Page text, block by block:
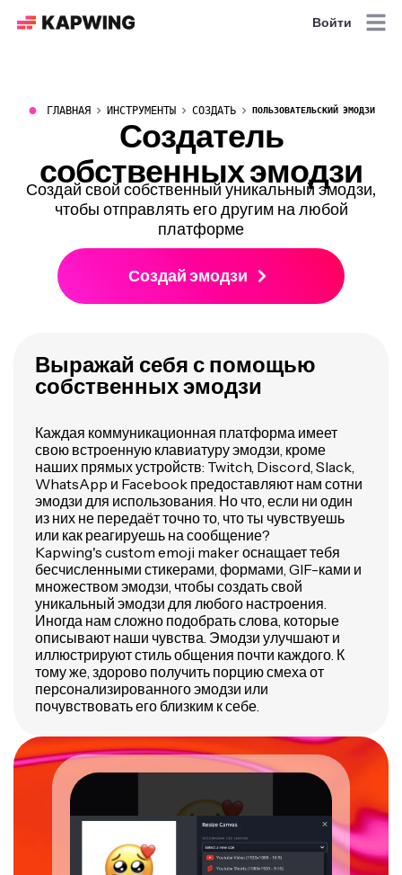
Войти
● ГЛАВНАЯ ИНСТРУМЕНТЫ СОЗДАТЬ ПОЛЬЗОВАТЕЛЬСКИЙ ЭМОДЗИ
Создатель
собственных эмодзи
Создай свой собственный уникальный эмодзи,
чтобы отправлять его другим на любой
платформе
Создай эмодзи
Выражай себя с помощью
собственных эмодзи
Каждая коммуникационная платформа имеет
свою встроенную клавиатуру эмодзи, кроме
наших прямых устройств: Twitch, Discord, Slack,
WhatsApp и Facebook предоставляют нам сотни
эмодзи для использования. Но что, если ни один
из них не передаёт точно то, что ты чувствуешь
или как реагируешь на сообщение?
Kapwing's custom emoji maker оснащает тебя
бесчисленными стикерами, формами, GIF-ками и
множеством эмодзи, чтобы создать свой
уникальный эмодзи для любого настроения.
Иногда нам сложно подобрать слова, которые
описывают наши чувства. Эмодзи улучшают и
иллюстрируют стиль общения почти каждого. К
тому же, здорово получить порцию смеха от
персонализированного эмодзи или
почувствовать его близким к себе.